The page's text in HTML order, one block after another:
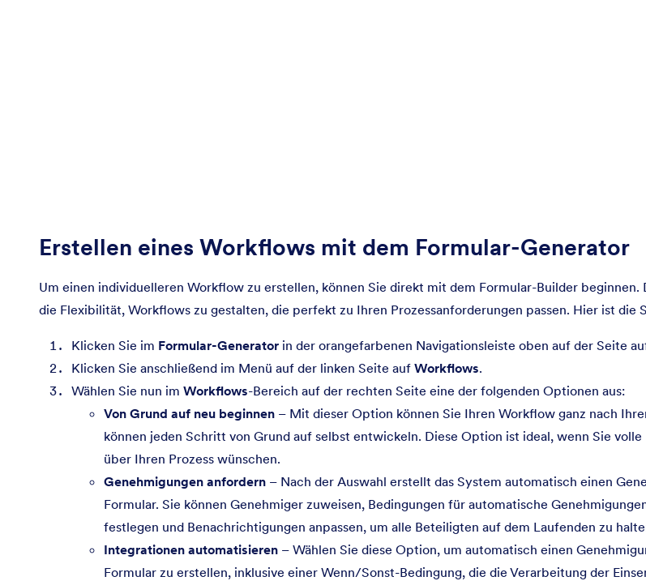
Erstellen eines Workflows mit dem Formular-Generator
Um einen individuelleren Workflow zu erstellen, können Sie direkt mit dem Formular-Builder
die Flexibilität, Workflows zu gestalten, die perfekt zu Ihren Prozessanforderungen passen. Hier ist die
Klicken Sie im Formular-Generator in der orangefarbenen Navigationsleiste oben auf der Seite
Klicken Sie anschließend im Menü auf der linken Seite auf Workflows.
Wählen Sie nun im Workflows-Bereich auf der rechten Seite eine der folgenden Optionen aus:
Von Grund auf neu beginnen – Mit dieser Option können Sie Ihren Workflow ganz nach
können jeden Schritt von Grund auf selbst entwickeln. Diese Option ist ideal, wenn Sie
über Ihren Prozess wünschen.
Genehmigungen anfordern – Nach der Auswahl erstellt das System automatisch einen
Formular. Sie können Genehmiger zuweisen, Bedingungen für automatische
festlegen und Benachrichtigungen anpassen, um alle Beteiligten auf dem Laufenden zu
Integrationen automatisieren – Wählen Sie diese Option, um automatisch einen
Formular zu erstellen, inklusive einer Wenn/Sonst-Bedingung, die die Verarbeitung der